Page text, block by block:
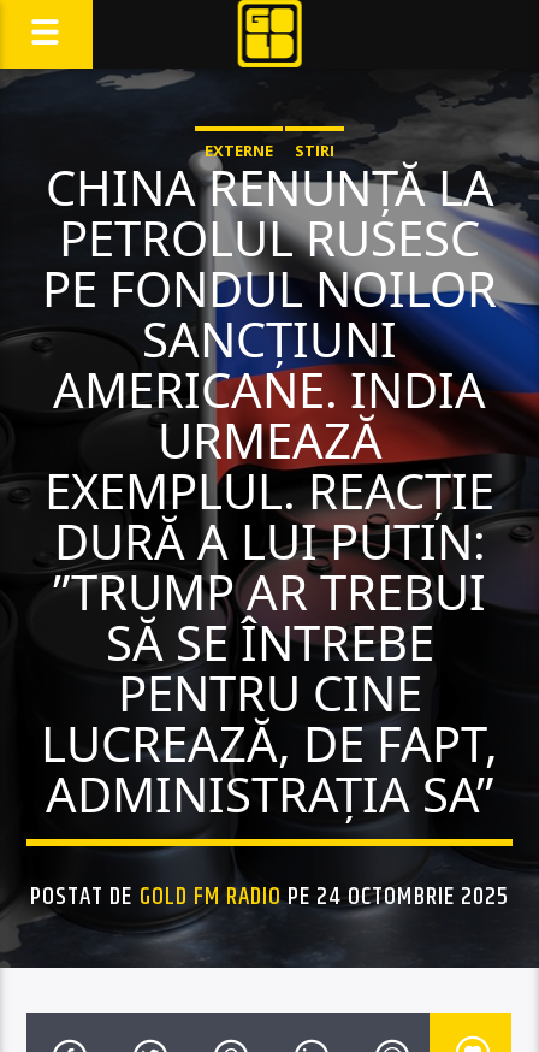
EXTERNE STIRI
CHINA RENUNȚĂ LA
PETROLUL RUSESC
PE FONDUL NOILOR
SANCȚIUNI
AMERICANE. INDIA
URMEAZĂ
EXEMPLUL. REACȚIE
DURĂ A LUI PUTIN:
”TRUMP AR TREBUI
SĂ SE ÎNTREBE
PENTRU CINE
LUCREAZĂ, DE FAPT,
ADMINISTRAȚIA SA”
POSTAT DE GOLD FM RADIOPE 24 OCTOMBRIE 2025